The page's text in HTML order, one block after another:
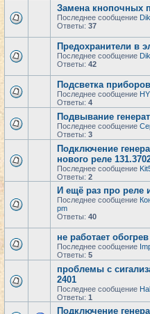
Замена кнопочных
Последнее сообщение
Ответы: 37
Предохранители в
Последнее сообщение
Ответы: 42
Подсветка приборов
Последнее сообщение
Ответы: 4
Подвывание
Последнее сообщение
Ответы: 3
Подключение
нового реле
Последнее сообщение
Ответы: 2
И ещё раз про реле
Последнее сообщение
pm
Ответы: 40
не работает обогрев
Последнее сообщение
Ответы: 5
проблемы с
2401
Последнее сообщение
Ответы: 1
Подключение